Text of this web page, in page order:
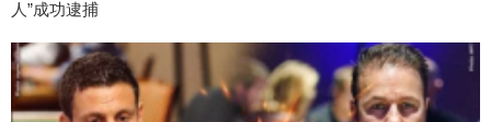
人”成功逮捕